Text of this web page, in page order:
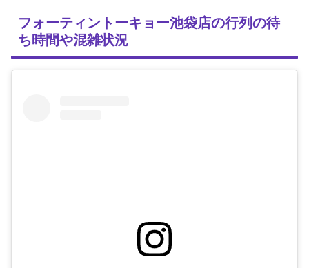
フォーティントーキョー池袋店の行列の待
ち時間や混雑状況